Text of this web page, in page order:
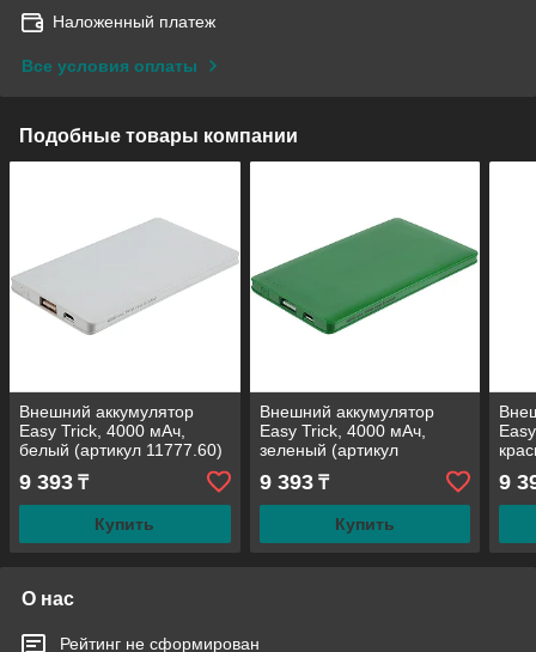
Наложенный платеж
Все условия оплаты
Подобные товары компании
Внешний аккумулятор
Easy Trick, 4000 мАч,
белый (артикул 11777.60)
9 393 ₸
Купить
Внешний аккумулятор
Easy Trick, 4000 мАч,
зеленый (артикул
11777.90)
9 393₸
Купить
9
О нас
Рейтинг не сформирован